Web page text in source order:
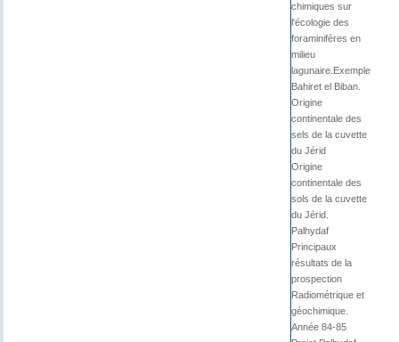
chimiques sur
l'écologie des
foraminifères en
milieu
lagunaire.Exemple
Bahiret el Biban.
Origine
continentale des
sels de la cuvette
du Jérid
Origine
continentale des
sols de la cuvette
du Jérid.
Palhydaf
Principaux
résultats de la
prospection
Radiométrique et
géochimique.
Année 84-85